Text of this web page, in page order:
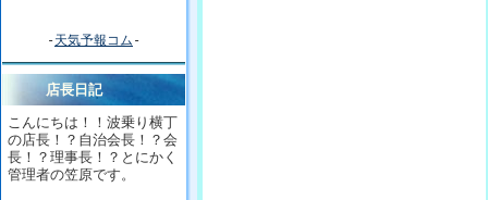
-天気予報コム -
店長日記
こんにちは！！波乗り横丁
の店長！？自治会長！？会
長！？理事長！？とにかく
管理者の笠原です。